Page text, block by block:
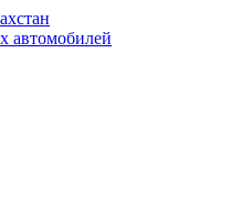
автомобилей